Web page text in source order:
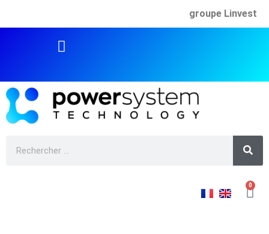
groupe Linvest
0